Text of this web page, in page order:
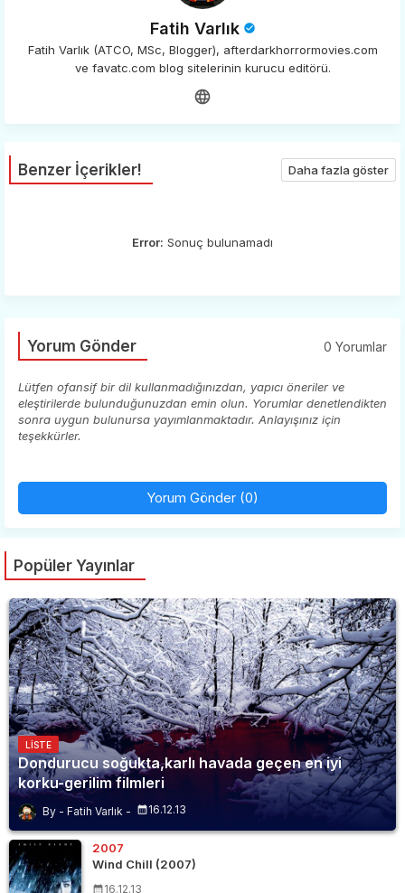
Fatih Varlık
Fatih Varlık (ATCO, MSc, Blogger), afterdarkhorrormovies.com
ve favatc.com blog sitelerinin kurucu editörü.
Benzer İçerikler! Daha fazla göster
Error: Sonuç bulunamadı
Yorum Gönder 0 Yorumlar
Lütfen ofansif bir dil kullanmadığınızdan, yapıcı öneriler ve
eleştirilerde bulunduğunuzdan emin olun. Yorumlar denetlendikten
sonra uygun bulunursa yayımlanmaktadır. Anlayışınız için
teşekkürler.
Yorum Gönder (0)
Popüler Yayınlar
LISTE
Dondurucu soğukta,karlı havada geçen en iyi
korku-gerilim filmleri
Fatih Varlık 16.12.13
2007
Wind Chill (2007)
16.12.13